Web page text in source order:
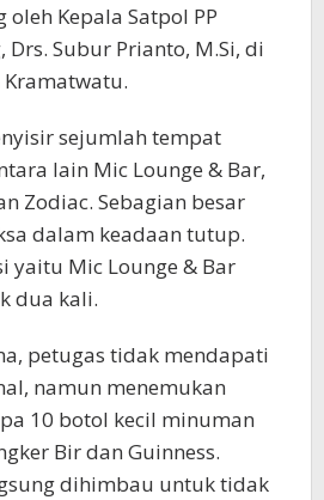
Kepala Satpol PP
Drs. Subur Prianto, M.Si, di
Kramatwatu.
sejumlah tempat
lain Mic Lounge & Bar,
Zodiac. Sebagian besar
dalam keadaan tutup.
yaitu Mic Lounge & Bar
dua kali.
petugas tidak mendapati
namun menemukan
10 botol kecil minuman
Bir dan Guinness.
dihimbau untuk tidak